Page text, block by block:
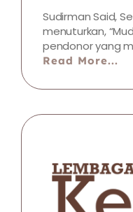
Sudirman Said,
menuturkan,
pendonor yang
Read More...